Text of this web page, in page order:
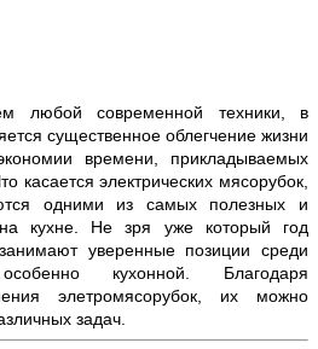
любой современной техники, в
существенное облегчение жизни
времени, прикладываемых
касается электрических мясорубок,
одними из самых полезных и
кухне. Не зря уже который год
уверенные позиции среди
кухонной. Благодаря
элетромясорубок, их можно
задач.